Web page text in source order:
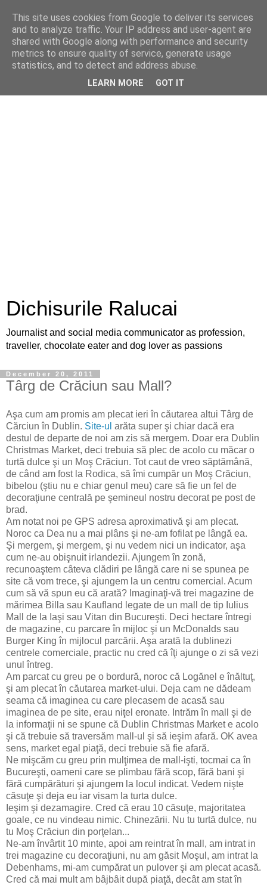
Dichisurile Ralucai
Journalist and social media communicator as profession,
traveller, chocolate eater and dog lover as passions
December 20, 2011
Târg de Crăciun sau Mall?
Aşa cum am promis am plecat ieri în căutarea altui Târg de
Cărciun în Dublin. Site-ul arăta super şi chiar dacă era
destul de departe de noi am zis să mergem. Doar era Dublin
Christmas Market, deci trebuia să plec de acolo cu măcar o
turtă dulce şi un Moş Crăciun. Tot caut de vreo săptămână,
de când am fost la Rodica, să îmi cumpăr un Moş Crăciun,
bibelou (ştiu nu e chiar genul meu) care să fie un fel de
decoraţiune centrală pe şemineul nostru decorat pe post de
brad.
Am notat noi pe GPS adresa aproximativă şi am plecat.
Noroc ca Dea nu a mai plâns şi ne-am fofilat pe lângă ea.
Şi mergem, şi mergem, şi nu vedem nici un indicator, aşa
cum ne-au obişnuit irlandezii. Ajungem în zonă,
recunoaştem câteva clădiri pe lângă care ni se spunea pe
site că vom trece, şi ajungem la un centru comercial. Acum
cum să vă spun eu că arată? Imaginaţi-vă trei magazine de
mărimea Billa sau Kaufland legate de un mall de tip Iulius
Mall de la Iaşi sau Vitan din Bucureşti. Deci hectare întregi
de magazine, cu parcare în mijloc şi un McDonalds sau
Burger King în mijlocul parcării. Aşa arată la dublinezi
centrele comerciale, practic nu cred că îţi ajunge o zi să vezi
unul întreg.
Am parcat cu greu pe o bordură, noroc că Logănel e înăltuţ,
şi am plecat în căutarea market-ului. Deja cam ne dădeam
seama că imaginea cu care plecasem de acasă sau
imaginea de pe site, erau niţel eronate. Intrăm în mall şi de
la informaţii ni se spune că Dublin Christmas Market e acolo
şi că trebuie să traversăm mall-ul şi să ieşim afară. OK avea
sens, market egal piaţă, deci trebuie să fie afară.
Ne mişcăm cu greu prin mulţimea de mall-işti, tocmai ca în
Bucureşti, oameni care se plimbau fără scop, fără bani şi
fără cumpărături şi ajungem la locul indicat. Vedem nişte
căsuţe şi deja eu iar visam la turta dulce.
Ieşim şi dezamagire. Cred că erau 10 căsuţe, majoritatea
goale, ce nu vindeau nimic. Chinezării. Nu tu turtă dulce, nu
tu Moş Crăciun din porţelan...
Ne-am învârtit 10 minte, apoi am reintrat în mall, am intrat in
trei magazine cu decoraţiuni, nu am găsit Moşul, am intrat la
Debenhams, mi-am cumpărat un pulover şi am plecat acasă.
Cred că mai mult am bâjbâit după piaţă, decât am stat în
This site uses cookies from Google to deliver its services
and to analyze traffic. Your IP address and user-agent are
shared with Google along with performance and security
metrics to ensure quality of service, generate usage
statistics, and to detect and address abuse.
LEARN MORE GOT IT